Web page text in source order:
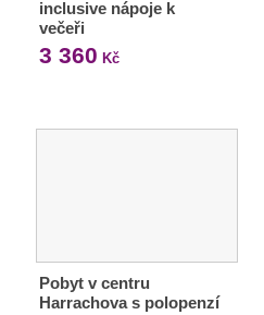
inclusive nápoje k
večeři
3 360 Kč
Pobyt v centru
Harrachova s polopenzí